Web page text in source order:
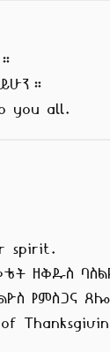
you all.
spirit.